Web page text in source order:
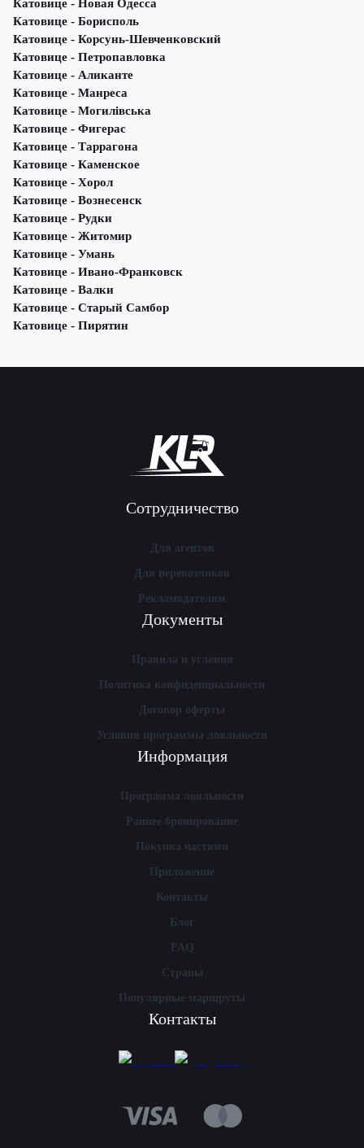
Катовице - Новая Одесса
Катовице - Борисполь
Катовице - Корсунь-Шевченковский
Катовице - Петропавловка
Катовице - Аликанте
Катовице - Манреса
Катовице - Могилівська
Катовице - Фигерас
Катовице - Таррагона
Катовице - Каменское
Катовице - Хорол
Катовице - Вознесенск
Катовице - Рудки
Катовице - Житомир
Катовице - Умань
Катовице - Ивано-Франковск
Катовице - Валки
Катовице - Старый Самбор
Катовице - Пирятин
Сотрудничество
Для агентов
Для перевозчиков
Рекламодателям
Документы
Правила и условия
Политика конфиденциальности
Договор оферты
Условия программы лояльности
Информация
Программа лояльности
Раннее бронирование
Покупка частями
Приложение
Контакты
Блог
FAQ
Страны
Популярные маршруты
Контакты